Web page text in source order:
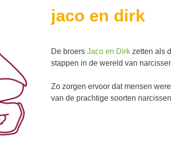
jaco en dirk
De broers Jaco en Dirk zetten als
stappen in de wereld van
Zo zorgen ervoor dat mensen
van de prachtige soorten